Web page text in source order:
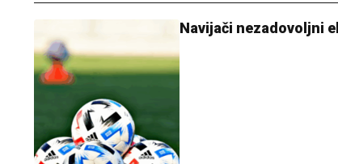
Navijači nezadovoljni